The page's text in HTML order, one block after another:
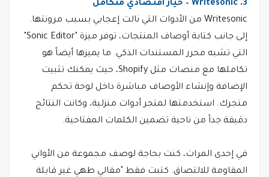
3. Writesonic – خيار اقتصادي متكامل
Writesonic من الأدوات التي نالت إعجابي بسبب مرونتها.
التي تشبه محرر المستندات الذكي. ما يميزها أيضاً هو
تكاملها مع منصات مثل Shopify، حيث يمكنك تثبيت
الإضافة وإنشاء الأوصاف مباشرة داخل لوحة تحكم
متجرك. استخدمتها لمتجر أدوات منزلية، وكانت النتائج
دقيقة جداً من ناحية تضمين الكلمات المفتاحية.
في إحدى المرات، كنت بحاجة لوصف مجموعة من الأواني
المقاومة للالتصاق. كتبت فقط "مقالي طهي غير قابلة